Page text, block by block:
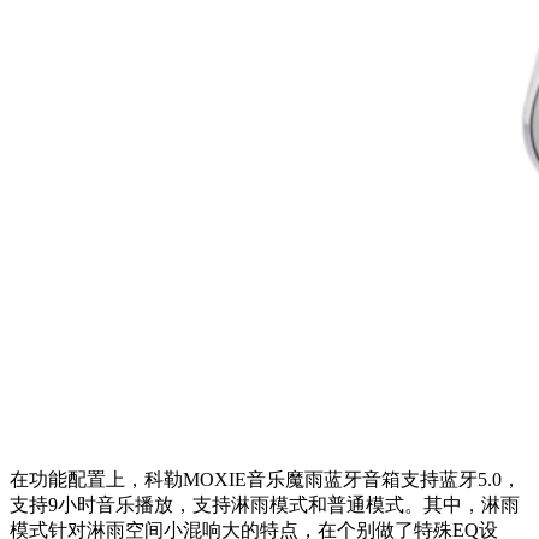
在功能配置上，科勒MOXIE音乐魔雨蓝牙音箱支持蓝牙5.0，
支持9小时音乐播放，支持淋雨模式和普通模式。其中，淋雨
模式针对淋雨空间小混响大的特点，在个别做了特殊EQ设